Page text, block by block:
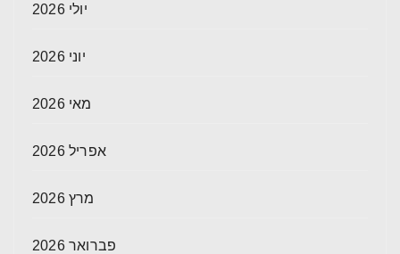
יולי 2026
יוני 2026
מאי 2026
אפריל 2026
מרץ 2026
פברואר 2026